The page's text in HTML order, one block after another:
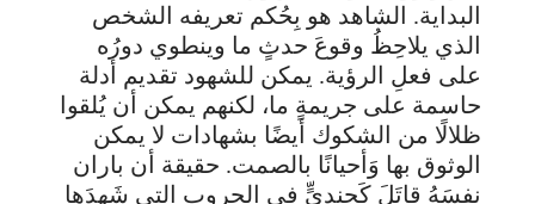
البداية. الشاهد هو بِحُكم تعريفه الشخص
الذي يلاحِظُ وقوعَ حدثٍ ما وينطوي دورُه
على فعلِ الرؤية. يمكن للشهود تقديم أدلة
حاسمة على جريمةٍ ما، لكنهم يمكن أن يُلقوا
ظلالًا من الشكوك أيضًا بشهادات لا يمكن
الوثوق بها وَأحيانًا بالصمت. حقيقة أن باران
نفسَهُ قاتَلَ كَجنديٍّ في الحروب التي شَهدَها